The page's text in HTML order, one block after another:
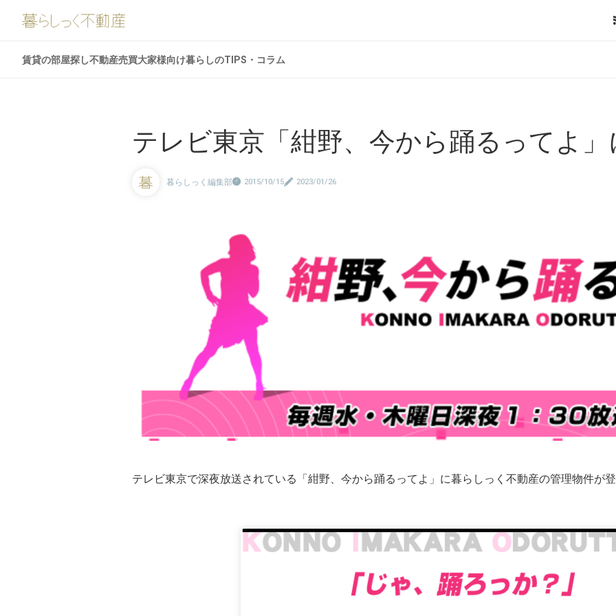
賃貸の部屋探し不動産売買大家様向け暮らしのTIPS・コラム
テレビ東京「紺野、今から踊るってよ
暮らしっく編集部 2015/10/15 2023/01/26
テレビ東京で深夜放送されている「紺野、今から踊るってよ」に暮らしっく不動産の管理物件が